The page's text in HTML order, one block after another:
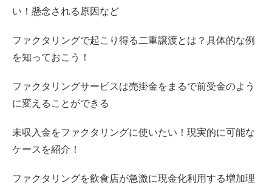
い！懸念される原因など
ファクタリングで起こり得る二重譲渡とは？具体的な例
を知っておこう！
ファクタリングサービスは売掛金をまるで前受金のよう
に変えることができる
未収入金をファクタリングに使いたい！現実的に可能な
ケースを紹介！
ファクタリングを飲食店が急激に現金化利用する増加理